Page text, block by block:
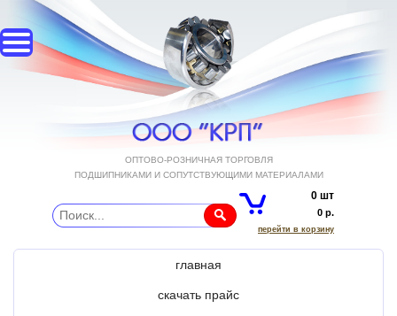
ОПТОВО-РОЗНИЧНАЯ ТОРГОВЛЯ
ПОДШИПНИКАМИ И СОПУТСТВУЮЩИМИ МАТЕРИАЛАМИ
0 шт
0 р.
перейти в корзину
главная
скачать прайс